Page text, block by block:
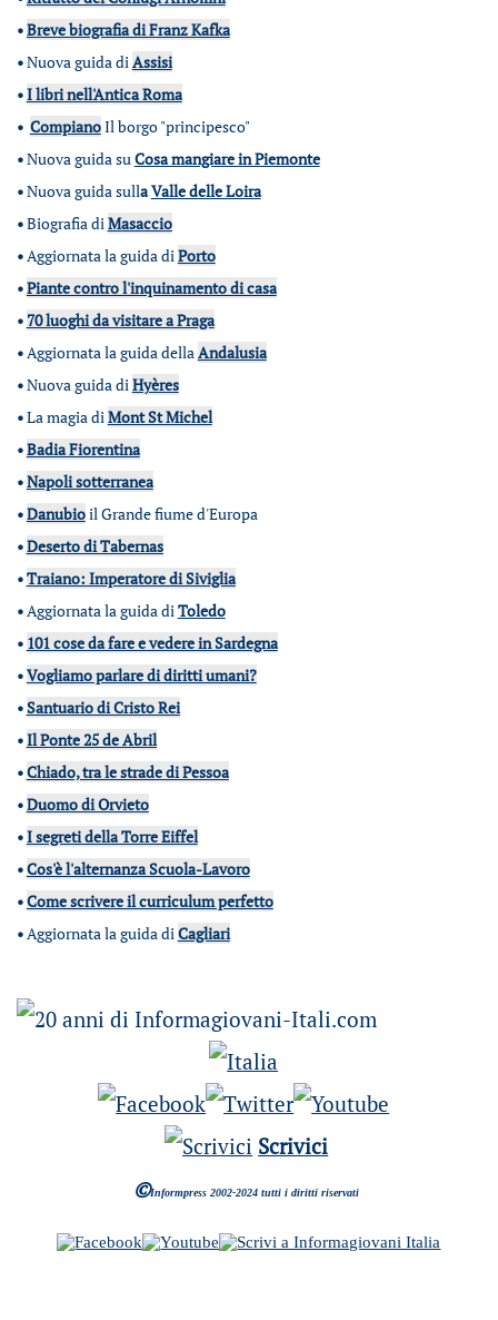
•Breve biografia di Franz Kafka
•Nuova guida diAssisi
•I libri nell'Antica Roma
• CompianoIl borgo "principesco"
•Nuova guida suCosa mangiare in Piemonte
•Nuova guida sullaValle delle Loira
•Biografia diMasaccio
•Aggiornata la guida diPorto
•Piante contro l'inquinamento di casa
• 70 luoghi da visitare a Praga
•Aggiornata la guida dellaAndalusia
•Nuova guida diHyères
•La magia diMont St Michel
•Badia Fiorentina
•Napoli sotterranea
•Danubioil Grande fiume d'Europa
•Deserto di Tabernas
•Traiano: Imperatore di Siviglia
•Aggiornata la guida diToledo
• 101 cose da fare e vedere in Sardegna
•Vogliamo parlare di diritti umani?
•Santuario di Cristo Rei
•Il Ponte 25 de Abril
•Chiado, tra le strade di Pessoa
•Duomo di Orvieto
•I segreti della Torre Eiffel
•Cos'è l'alternanza Scuola-Lavoro
•Come scrivere il curriculum perfetto
•Aggiornata la guida diCagliari
Scrivici
©Informpress 2002-2024 tutti i diritti riservati